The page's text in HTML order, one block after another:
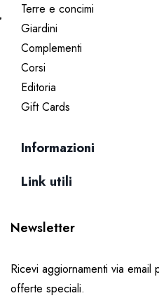
Terre e concimi
Giardini
Complementi
Corsi
Editoria
Gift Cards
Informazioni
Link utili
Newsletter
Ricevi aggiornamenti via
offerte speciali.